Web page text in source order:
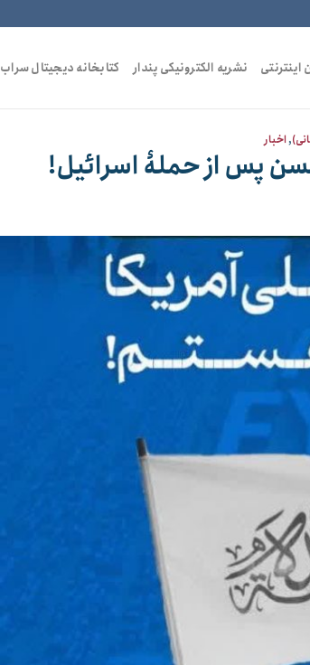
اینترنتی نشریه الکترونیکی پندار کتابخانه دیجیتال سراب
,اخبار
پس از حملۀ اسرائیل!